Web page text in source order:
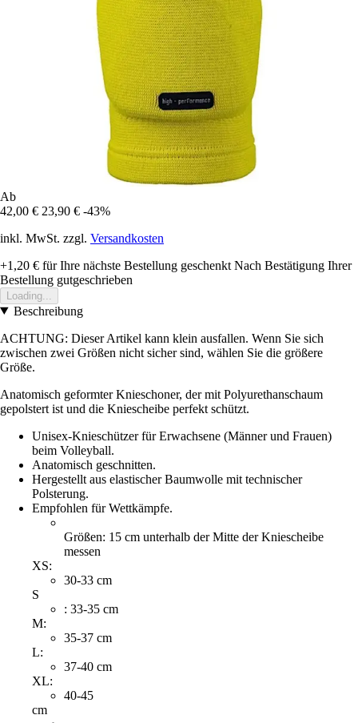
Ab
42,00 € 23,90 € -43%
inkl. MwSt. zzgl. Versandkosten
+1,20 € für Ihre nächste Bestellung geschenkt Nach Bestätigung Ihrer
Bestellung gutgeschrieben
Loading...
Beschreibung
ACHTUNG: Dieser Artikel kann klein ausfallen. Wenn Sie sich
zwischen zwei Größen nicht sicher sind, wählen Sie die größere
Größe.
Anatomisch geformter Knieschoner, der mit Polyurethanschaum
gepolstert ist und die Kniescheibe perfekt schützt.
Unisex-Knieschützer für Erwachsene (Männer und Frauen)
beim Volleyball.
Anatomisch geschnitten.
Hergestellt aus elastischer Baumwolle mit technischer
Polsterung.
Empfohlen für Wettkämpfe.
Größen: 15 cm unterhalb der Mitte der Kniescheibe
messen
XS:
30-33 cm
S
: 33-35 cm
M:
35-37 cm
L:
37-40 cm
XL:
40-45
cm